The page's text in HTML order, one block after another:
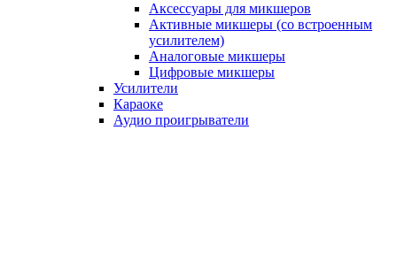
Аксессуары для микшеров
Активные микшеры (со встроенным
усилителем)
Аналоговые микшеры
Цифровые микшеры
Усилители
Караоке
Аудио проигрыватели